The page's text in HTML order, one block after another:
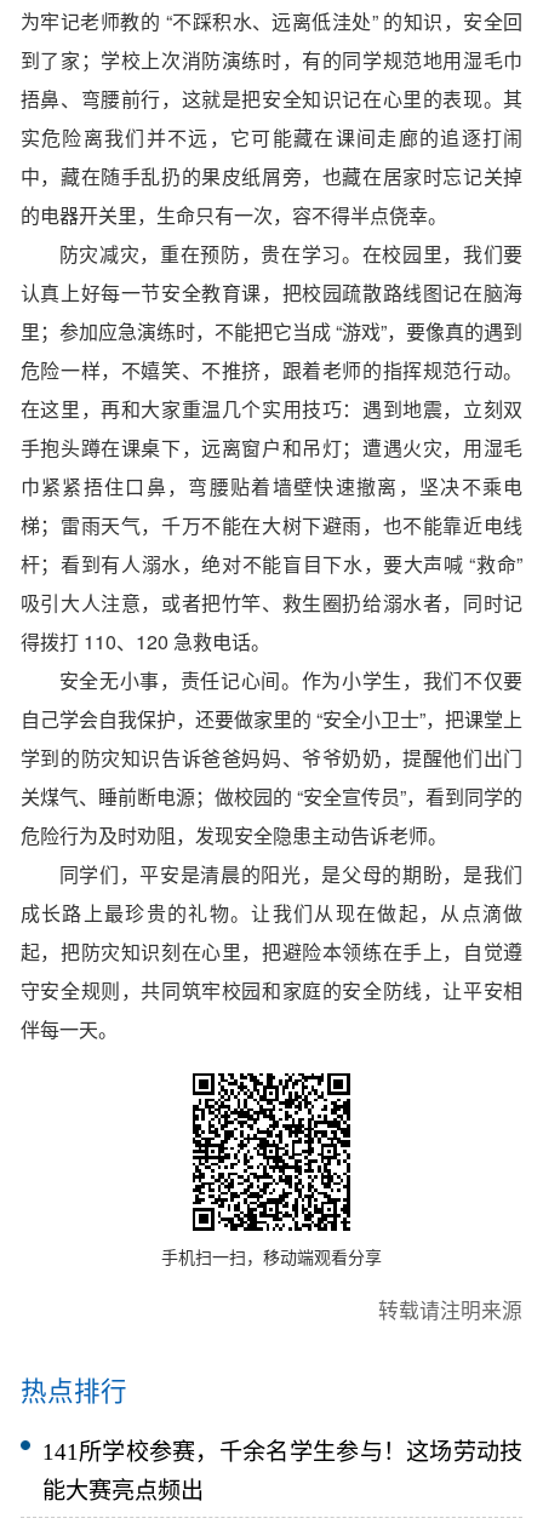
为牢记老师教的 “不踩积水、远离低洼处” 的知识，安全回
到了家；学校上次消防演练时，有的同学规范地用湿毛巾
捂鼻、弯腰前行，这就是把安全知识记在心里的表现。其
实危险离我们并不远，它可能藏在课间走廊的追逐打闹
中，藏在随手乱扔的果皮纸屑旁，也藏在居家时忘记关掉
的电器开关里，生命只有一次，容不得半点侥幸。
防灾减灾，重在预防，贵在学习。在校园里，我们要
认真上好每一节安全教育课，把校园疏散路线图记在脑海
里；参加应急演练时，不能把它当成 “游戏”，要像真的遇到
危险一样，不嬉笑、不推挤，跟着老师的指挥规范行动。
在这里，再和大家重温几个实用技巧：遇到地震，立刻双
手抱头蹲在课桌下，远离窗户和吊灯；遭遇火灾，用湿毛
巾紧紧捂住口鼻，弯腰贴着墙壁快速撤离，坚决不乘电
梯；雷雨天气，千万不能在大树下避雨，也不能靠近电线
杆；看到有人溺水，绝对不能盲目下水，要大声喊 “救命”
吸引大人注意，或者把竹竿、救生圈扔给溺水者，同时记
得拨打 110、120 急救电话。
安全无小事，责任记心间。作为小学生，我们不仅要
自己学会自我保护，还要做家里的 “安全小卫士”，把课堂上
学到的防灾知识告诉爸爸妈妈、爷爷奶奶，提醒他们出门
关煤气、睡前断电源；做校园的 “安全宣传员”，看到同学的
危险行为及时劝阻，发现安全隐患主动告诉老师。
同学们，平安是清晨的阳光，是父母的期盼，是我们
成长路上最珍贵的礼物。让我们从现在做起，从点滴做
起，把防灾知识刻在心里，把避险本领练在手上，自觉遵
守安全规则，共同筑牢校园和家庭的安全防线，让平安相
伴每一天。
手机扫一扫，移动端观看分享
转载请注明来源
热点排行
141所学校参赛，千余名学生参与！这场劳动技
能大赛亮点频出